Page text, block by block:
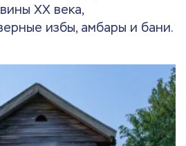
XX века,
избы, амбары и бани.